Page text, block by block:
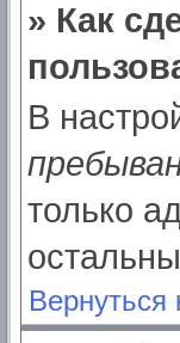
» Как
В
только
Вернуться